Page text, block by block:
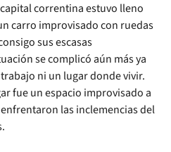
correntina estuvo lleno
carro improvisado con ruedas
sus escasas
se complicó aún más ya
ni un lugar donde vivir.
fue un espacio improvisado a
las inclemencias del